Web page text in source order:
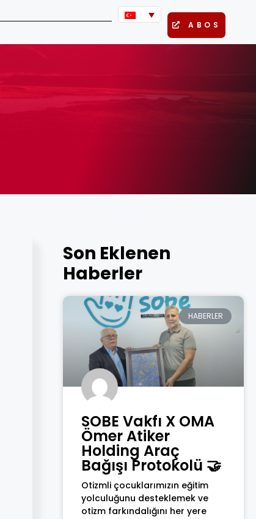
ABOS
Son Eklenen
Haberler
HABERLER
SOBE Vakfı X OMA
Ömer Atiker
Holding Araç
Bağışı Protokolü 🤝
Otizmli çocuklarımızın eğitim
yolculuğunu desteklemek ve
otizm farkındalığını her yere